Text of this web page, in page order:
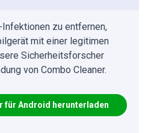
zu entfernen,
mit einer legitimen
Sicherheitsforscher
von Combo Cleaner.
für Android herunterladen